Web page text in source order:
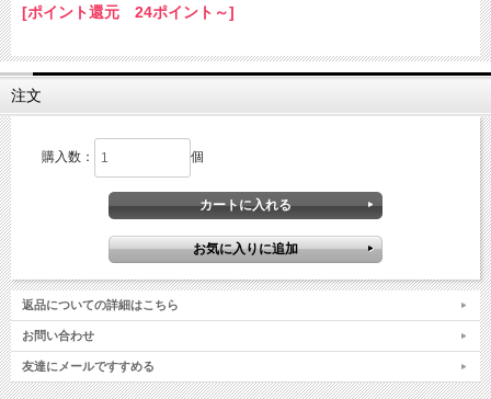
[ポイント還元 24ポイント～]
注文
購入数： 個
返品についての詳細はこちら
お問い合わせ
友達にメールですすめる